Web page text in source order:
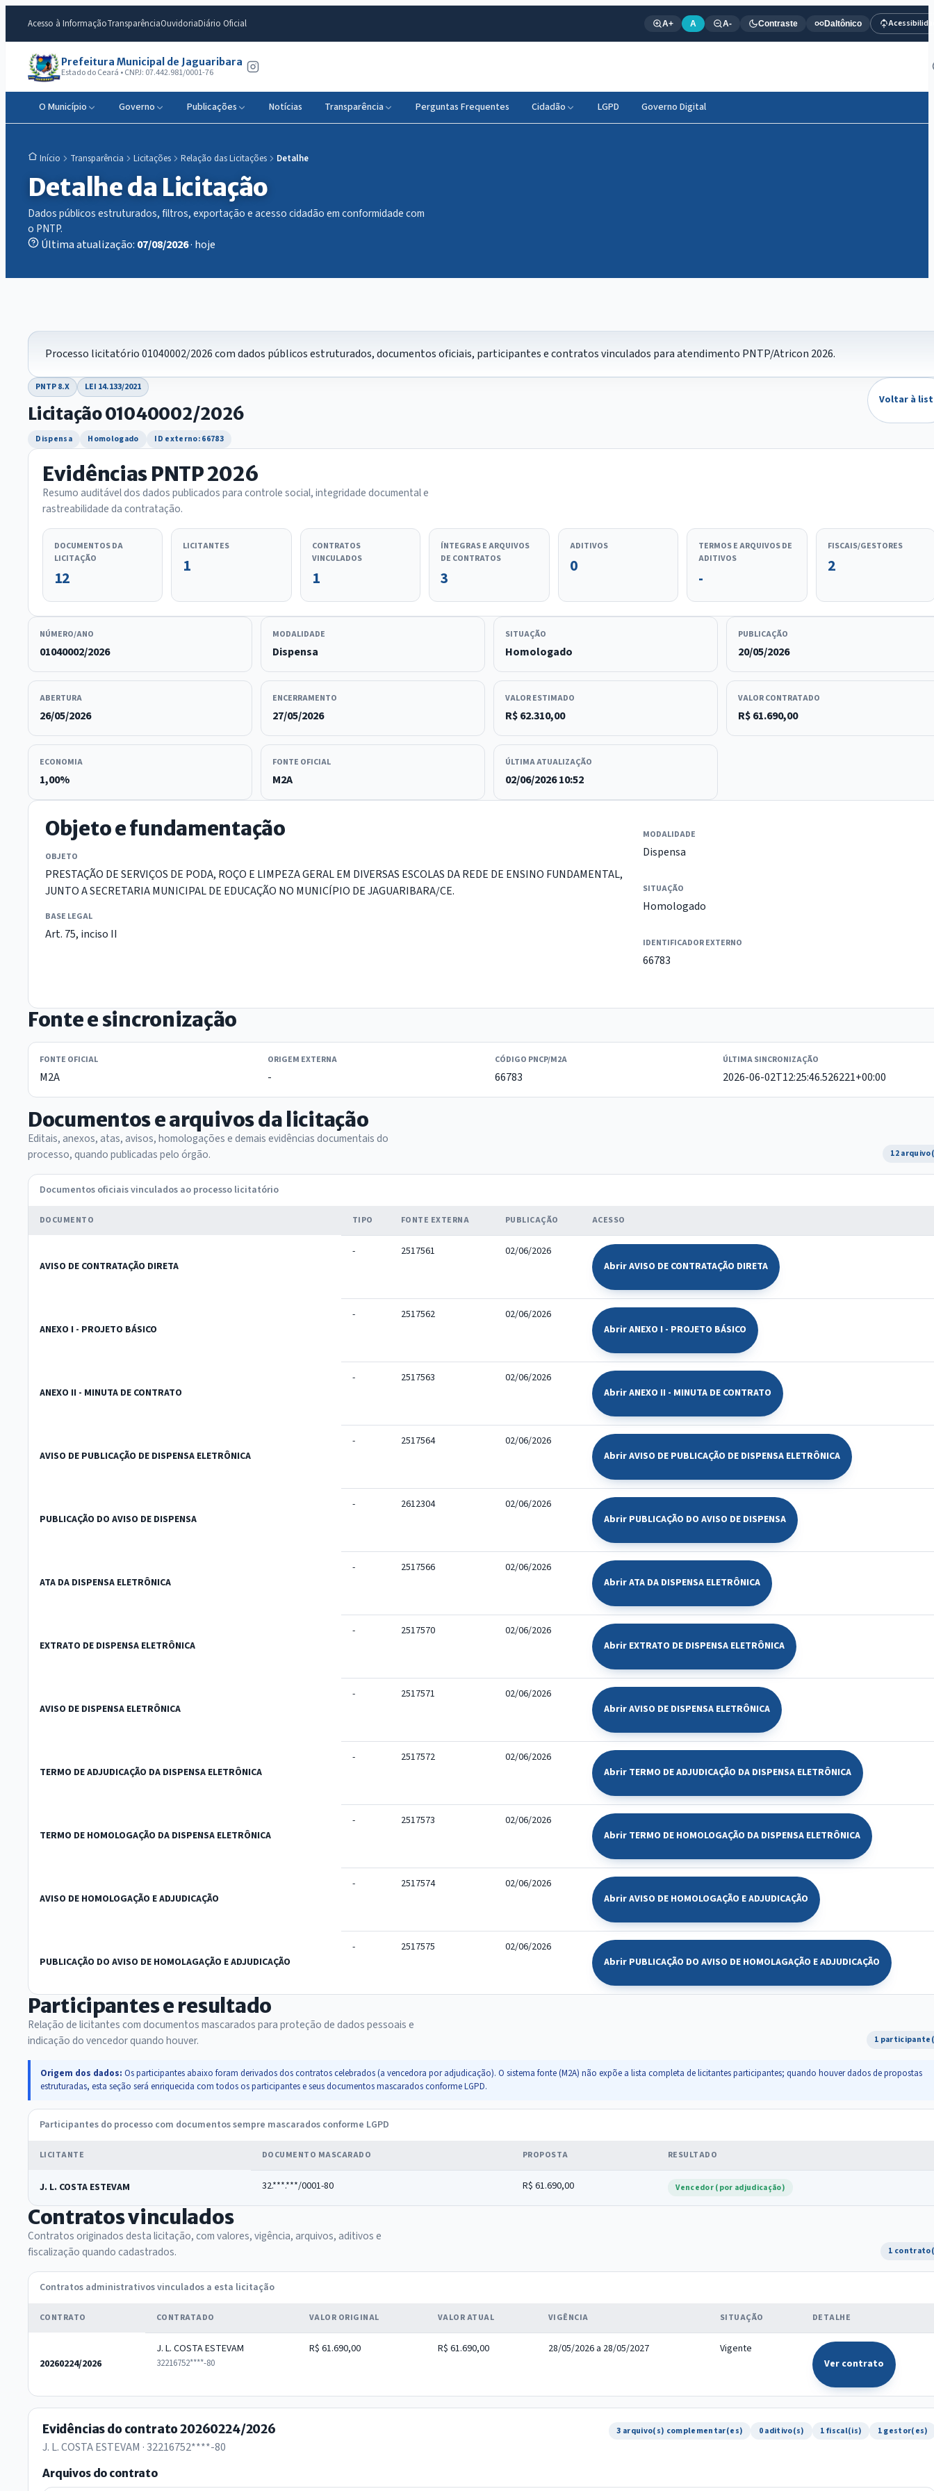
Acesso à InformaçãoTransparênciaOuvidoriaDiário Oficial A+ A A- Contraste Daltônico
Prefeitura Municipal de Jaguaribara
Estado do Ceará • CNPJ: 07.442.981/0001-76
O Município Governo Publicações Notícias Transparência Perguntas Frequentes Cidadão LGPD Governo Digital
Início Transparência Licitações Relação das Licitações Detalhe
Detalhe da Licitação
Dados públicos estruturados, filtros, exportação e acesso cidadão em conformidade com
o PNTP.
Última atualização: 07/08/2026· hoje
Processo licitatório 01040002/2026 com dados públicos estruturados, documentos oficiais, participantes e contratos vinculados para atendimento PNTP/Atricon 2026.
PNTP 8.X LEI 14.133/2021
Licitação 01040002/2026
Dispensa Homologado ID externo: 66783
Voltar à
Evidências PNTP 2026
Resumo auditável dos dados publicados para controle social, integridade documental e
rastreabilidade da contratação.
DOCUMENTOS DA
LICITAÇÃO
12
LICITANTES
1
CONTRATOS
VINCULADOS
1
ÍNTEGRAS E ARQUIVOS
DE CONTRATOS
3
ADITIVOS
0
TERMOS E ARQUIVOS DE
ADITIVOS
-
FISCAIS/GESTORES
2
NÚMERO/ANO
01040002/2026
MODALIDADE
Dispensa
SITUAÇÃO
Homologado
PUBLICAÇÃO
20/05/2026
ABERTURA
26/05/2026
ENCERRAMENTO
27/05/2026
VALOR ESTIMADO
R$ 62.310,00
VALOR CONTRATADO
R$ 61.690,00
ECONOMIA
1,00%
FONTE OFICIAL
M2A
ÚLTIMA ATUALIZAÇÃO
02/06/2026 10:52
Objeto e fundamentação
OBJETO
PRESTAÇÃO DE SERVIÇOS DE PODA, ROÇO E LIMPEZA GERAL EM DIVERSAS ESCOLAS DA REDE DE ENSINO FUNDAMENTAL,
JUNTO A SECRETARIA MUNICIPAL DE EDUCAÇÃO NO MUNICÍPIO DE JAGUARIBARA/CE.
BASE LEGAL
Art. 75, inciso II
MODALIDADE
Dispensa
SITUAÇÃO
Homologado
IDENTIFICADOR EXTERNO
66783
Fonte e sincronização
FONTE OFICIAL
M2A
ORIGEM EXTERNA
-
CÓDIGO PNCP/M2A
66783
ÚLTIMA SINCRONIZAÇÃO
2026-06-02T12:25:46.526221+00:00
Documentos e arquivos da licitação
Editais, anexos, atas, avisos, homologações e demais evidências documentais do
processo, quando publicadas pelo órgão.
12
Documentos oficiais vinculados ao processo licitatório
DOCUMENTO TIPO FONTE EXTERNA PUBLICAÇÃO ACESSO
AVISO DE CONTRATAÇÃO DIRETA
- 2517561
02/06/2026
Abrir AVISO DE CONTRATAÇÃO DIRETA
ANEXO I - PROJETO BÁSICO
- 2517562
02/06/2026
Abrir ANEXO I - PROJETO BÁSICO
ANEXO II - MINUTA DE CONTRATO
- 2517563
02/06/2026
Abrir ANEXO II - MINUTA DE CONTRATO
AVISO DE PUBLICAÇÃO DE DISPENSA ELETRÔNICA
- 2517564
02/06/2026
Abrir AVISO DE PUBLICAÇÃO DE DISPENSA ELETRÔNICA
PUBLICAÇÃO DO AVISO DE DISPENSA
- 2612304
02/06/2026
Abrir PUBLICAÇÃO DO AVISO DE DISPENSA
ATA DA DISPENSA ELETRÔNICA
- 2517566
02/06/2026
Abrir ATA DA DISPENSA ELETRÔNICA
EXTRATO DE DISPENSA ELETRÔNICA
- 2517570
02/06/2026
Abrir EXTRATO DE DISPENSA ELETRÔNICA
AVISO DE DISPENSA ELETRÔNICA
- 2517571
02/06/2026
Abrir AVISO DE DISPENSA ELETRÔNICA
TERMO DE ADJUDICAÇÃO DA DISPENSA ELETRÔNICA
- 2517572
02/06/2026
Abrir TERMO DE ADJUDICAÇÃO DA DISPENSA ELETRÔNICA
TERMO DE HOMOLOGAÇÃO DA DISPENSA ELETRÔNICA
- 2517573
02/06/2026
Abrir TERMO DE HOMOLOGAÇÃO DA DISPENSA ELETRÔNICA
AVISO DE HOMOLOGAÇÃO E ADJUDICAÇÃO
- 2517574
02/06/2026
Abrir AVISO DE HOMOLOGAÇÃO E ADJUDICAÇÃO
PUBLICAÇÃO DO AVISO DE HOMOLAGAÇÃO E ADJUDICAÇÃO
- 2517575
02/06/2026
Abrir PUBLICAÇÃO DO AVISO DE HOMOLAGAÇÃO E ADJUDICAÇÃO
Participantes e resultado
Relação de licitantes com documentos mascarados para proteção de dados pessoais e
indicação do vencedor quando houver.
1
Origem dos dados: Os participantes abaixo foram derivados dos contratos celebrados (a vencedora por adjudicação). O sistema fonte (M2A) não expõe a lista completa de licitantes participantes; quando houver dados de propostas
estruturadas, esta seção será enriquecida com todos os participantes e seus documentos mascarados conforme LGPD.
Participantes do processo com documentos sempre mascarados conforme LGPD
LICITANTE DOCUMENTO MASCARADO PROPOSTA RESULTADO
J. L. COSTA ESTEVAM 32.***.***/0001-80 R$ 61.690,00 Vencedor (por adjudicação)
Contratos vinculados
Contratos originados desta licitação, com valores, vigência, arquivos, aditivos e
fiscalização quando cadastrados.
1
Contratos administrativos vinculados a esta licitação
CONTRATO CONTRATADO VALOR ORIGINAL VALOR ATUAL VIGÊNCIA SITUAÇÃO DETALHE
20260224/2026
J. L. COSTA ESTEVAM
32216752****-80
R$ 61.690,00 R$ 61.690,00 28/05/2026 a 28/05/2027
Vigente
Ver contrato
Evidências do contrato 20260224/2026
J. L. COSTA ESTEVAM · 32216752****-80
3 arquivo(s) complementar(es) 0 aditivo(s) 1 fiscal(is) 1 gestor(es)
Arquivos do contrato